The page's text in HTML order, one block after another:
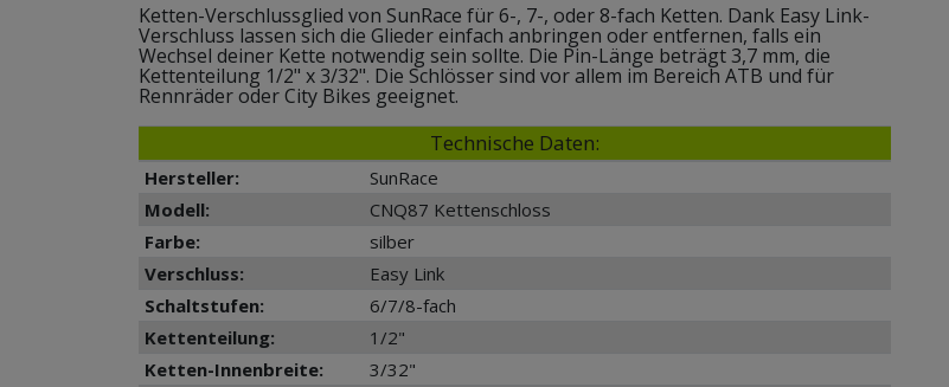
Ketten-Verschlussglied von SunRace für 6-, 7-, oder 8-fach Ketten. Dank Easy Link-
Verschluss lassen sich die Glieder einfach anbringen oder entfernen, falls ein
Wechsel deiner Kette notwendig sein sollte. Die Pin-Länge beträgt 3,7 mm, die
Kettenteilung 1/2" x 3/32". Die Schlösser sind vor allem im Bereich ATB und für
Rennräder oder City Bikes geeignet.
Technische Daten:
Hersteller:
SunRace
Modell:
CNQ87 Kettenschloss
Farbe:
silber
Verschluss:
Easy Link
Schaltstufen:
6/7/8-fach
Kettenteilung:
1/2"
Ketten-Innenbreite:
3/32"